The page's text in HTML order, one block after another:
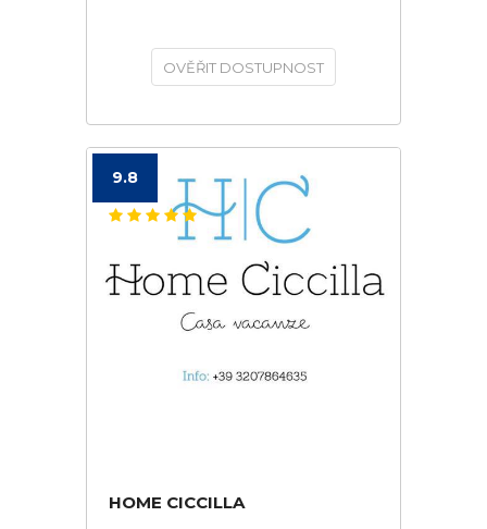
OVĚŘIT DOSTUPNOST
9.8
HOME CICCILLA